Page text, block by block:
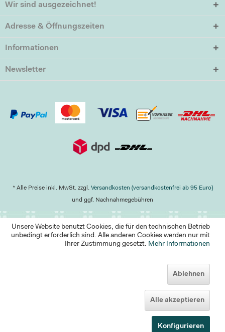
Wir sind ausgezeichnet!
Adresse & Öffnungszeiten
Informationen
Newsletter
* Alle Preise inkl. MwSt. zzgl. Versandkosten (versandkostenfrei ab 95 Euro)
und ggf. Nachnahmegebühren
Unsere Website benutzt Cookies, die für den technischen Betrieb
unbedingt erforderlich sind. Alle anderen Cookies werden nur mit
Ihrer Zustimmung gesetzt. Mehr Informationen
Ablehnen
Alle akzeptieren
Konfigurieren